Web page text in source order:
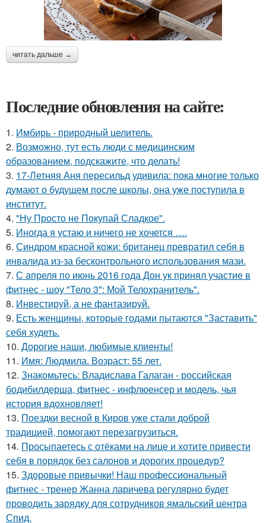
читать дальше →
Последние обновления на сайте:
1. Имбирь - природный целитель.
2. Возможно, тут есть люди с медицинским
образованием, подскажите, что делать!
3. 17-Летняя Аня пересильд удивила: пока многие только
думают о будущем после школы, она уже поступила в
институт.
4. "Ну Просто не Покупай Сладкое".
5. Иногда я устаю и ничего не хочется ….
6. Синдром красной кожи: британец превратил себя в
инвалида из-за бесконтрольного использования мази.
7. С апреля по июнь 2016 года Дон ук принял участие в
фитнес - шоу "Тело 3": Мой Телохранитель".
8. Инвестируй, а не фантазируй.
9. Есть женщины, которые годами пытаются "Заставить"
себя худеть.
10. Дорогие наши, любимые клиенты!
11. Имя: Людмила. Возраст: 55 лет.
12. Знакомьтесь: Владислава Галаган - российская
бодибилдерша, фитнес - инфлюенсер и модель, чья
история вдохновляет!
13. Поездки весной в Киров уже стали доброй
традицией, помогают перезагрузиться.
14. Просыпаетесь с отёками на лице и хотите привести
себя в порядок без салонов и дорогих процедур?
15. Здоровые привычки! Наш профессиональный
фитнес - тренер Жанна ларичева регулярно будет
проводить зарядку для сотрудников ямальский центра
Спид.